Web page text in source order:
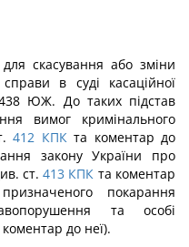
скасування або зміни
в суді касаційної
ЮЖ. До таких підстав
вимог кримінального
412 КПКта коментар до
закону України про
ст. 413 КПК та коментар
покарання
та особі
коментар до неї).